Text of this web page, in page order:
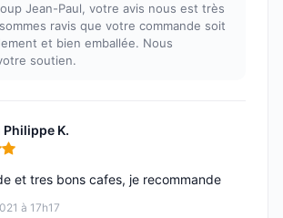
Jean-Paul, votre avis nous est très
ravis que votre commande soit
et bien emballée. Nous
soutien.
Philippe K.
5
à 17h17
et tres bons cafes, je recommande